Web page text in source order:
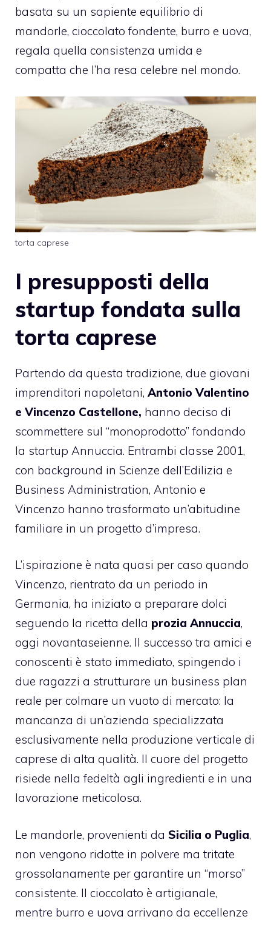
basata su un sapiente equilibrio di
mandorle, cioccolato fondente, burro e uova,
regala quella consistenza umida e
compatta che l’ha resa celebre nel mondo.
torta caprese
I presupposti della
startup fondata sulla
torta caprese
Partendo da questa tradizione, due giovani
imprenditori napoletani, Antonio Valentino
e Vincenzo Castellone, hanno deciso di
scommettere sul “monoprodotto” fondando
la startup Annuccia. Entrambi classe 2001,
con background in Scienze dell’Edilizia e
Business Administration, Antonio e
Vincenzo hanno trasformato un’abitudine
familiare in un progetto d’impresa.
L’ispirazione è nata quasi per caso quando
Vincenzo, rientrato da un periodo in
Germania, ha iniziato a preparare dolci
seguendo la ricetta della prozia Annuccia,
oggi novantaseienne. Il successo tra amici e
conoscenti è stato immediato, spingendo i
due ragazzi a strutturare un business plan
reale per colmare un vuoto di mercato: la
mancanza di un’azienda specializzata
esclusivamente nella produzione verticale di
caprese di alta qualità. Il cuore del progetto
risiede nella fedeltà agli ingredienti e in una
lavorazione meticolosa.
Le mandorle, provenienti da Sicilia o Puglia,
non vengono ridotte in polvere ma tritate
grossolanamente per garantire un “morso”
consistente. Il cioccolato è artigianale,
mentre burro e uova arrivano da eccellenze